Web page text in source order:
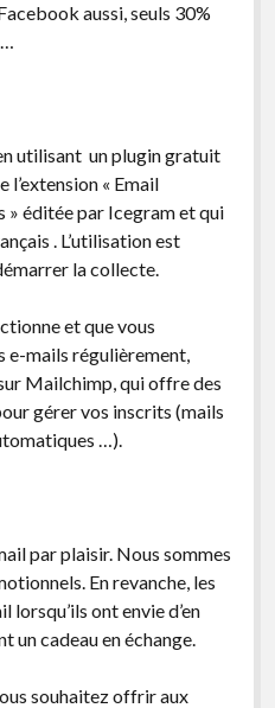
aussi, seuls 30%
utilisant un plugin gratuit
l’extension « Email
éditée par Icegram et qui
. L’utilisation est
la collecte.
et que vous
e-mails régulièrement,
Mailchimp, qui offre des
gérer vos inscrits (mails
…).
par plaisir. Nous sommes
En revanche, les
ont envie d’en
un cadeau en échange.
souhaitez offrir aux